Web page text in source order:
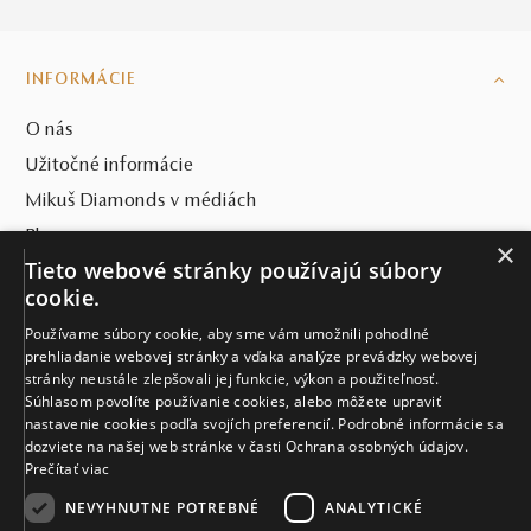
či už sú topromócie
alebo iného, dominantného „majestic“ symbolu.
Futuristické, ostrejšie línie masívnejších kúskov, sú v
príjemnom kontraste s markantne žiarivými „colorful“
prsteňmi. V našej ponuke nájdete desiatky vzácnych
farebných drahokamov, ktoré sú vkusne zasadené
zlatých šperkov
–náhrdelníkov náramkov, náušníc
ale najmäprsteňov. Prečo spomíname aj ostatnéšperky
Najkrajšie totiž vyzerajú práve
kúsky spoločne dokonale ladia. Výber zlata vám ponúka
INFORMÁCIE
O nás
Užitočné informácie
Mikuš Diamonds v médiách
Blog
SVET MIKUŠ DIAMONDS
VŠETKO O NÁKUPE
KONTAKT
Naše klenotníctva
Sídlo spoločnosti
×
Tieto webové stránky používajú súbory
cookie.
Používame súbory cookie, aby sme vám umožnili pohodlné
prehliadanie webovej stránky a vďaka analýze prevádzky webovej
stránky neustále zlepšovali jej funkcie, výkon a použiteľnosť.
Súhlasom povolíte používanie cookies, alebo môžete upraviť
nastavenie cookies podľa svojích preferencií. Podrobné informácie sa
dozviete na našej web stránke v časti Ochrana osobných údajov.
Prečítať viac
NEVYHNUTNE POTREBNÉ
ANALYTICKÉ